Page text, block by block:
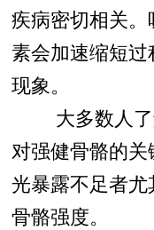
疾病密切相关
素会加速缩短
现象。
大多数人了
对强健骨骼的
光暴露不足者
骨骼强度。